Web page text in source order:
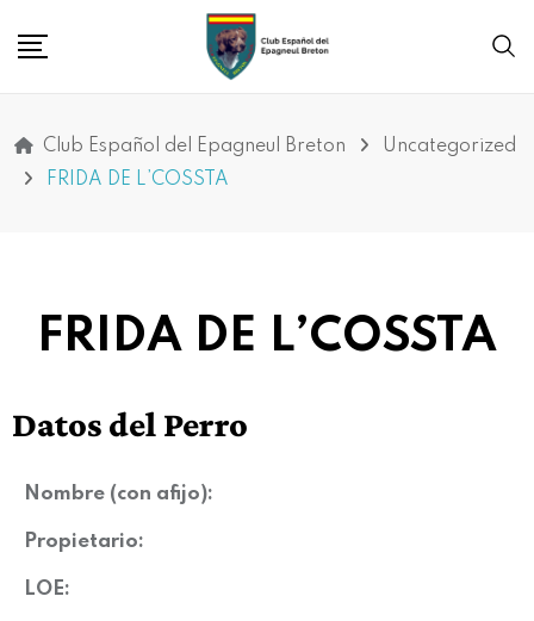
Club Español del Epagneul Breton
Uncategorized
FRIDA DE L’COSSTA
FRIDA DE L’COSSTA
Datos del Perro
Nombre (con afijo):
Propietario:
LOE: